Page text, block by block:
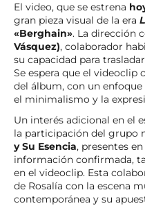
El video, que se estrena
gran pieza visual de la era
«Berghain». La dirección
Vásquez), colaborador
su capacidad para
Se espera que el
del álbum, con un
el minimalismo y la
Un interés adicional en el
la participación del grupo
y Su Esencia, presentes
información confirmada,
en el videoclip. Esta
de Rosalía con la escena
contemporánea y su